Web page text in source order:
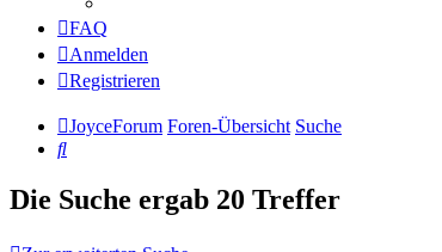
FAQ
Anmelden
Registrieren
JoyceForum Foren-Übersicht Suche
Suche
Die Suche ergab 20 Treffer